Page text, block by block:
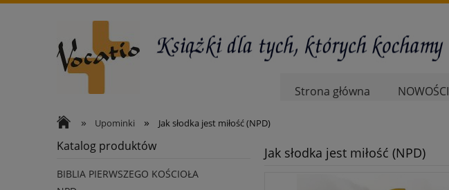
Strona główna NOWOŚCI
» Upominki » Jak słodka jest miłość (NPD)
Katalog produktów
BIBLIA PIERWSZEGO KOŚCIOŁA
Jak słodka jest miłość (NPD)